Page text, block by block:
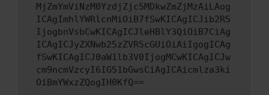
MjZmYmViNzM0YzdjZjc5MDkwZmZjMzAiLAog
ICAgImhlYWRlcnMiOiB7fSwKICAgICJib2R5
IjogbnVsbCwKICAgICJleHBlY3QiOiB7CiAg
ICAgICJyZXNwb25zZVR5cGUiOiAiIgogICAg
fSwKICAgICJ0aW1lb3V0IjogMCwKICAgICJw
cm9ncmVzcyI6IG51bGwsCiAgICAicmlza3ki
OiBmYWxzZQogIH0KfQ==